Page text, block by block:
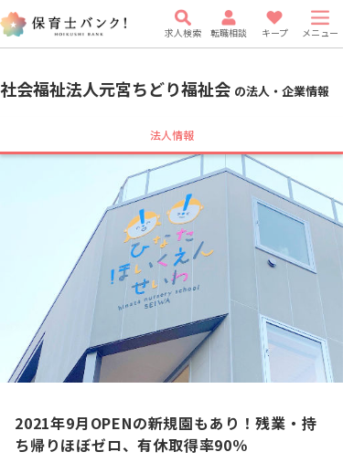
求人検索 転職相談 キープ メニュー
社会福祉法人元宮ちどり福祉会 の法人・企業情報
法人情報
2021年9月OPENの新規園もあり！残業・持
ち帰りほぼゼロ、有休取得率90％